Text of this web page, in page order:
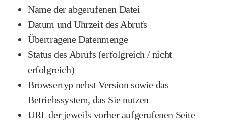
Name der abgerufenen Datei
Datum und Uhrzeit des Abrufs
Übertragene Datenmenge
Status des Abrufs (erfolgreich / nicht
erfolgreich)
Browsertyp nebst Version sowie das
Betriebssystem, das Sie nutzen
URL der jeweils vorher aufgerufenen Seite